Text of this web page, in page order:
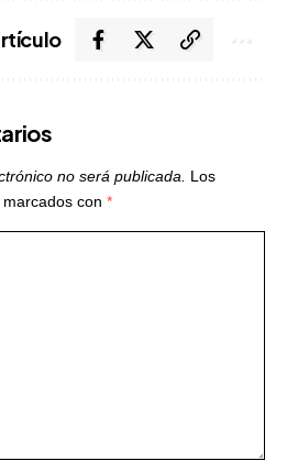
no será publicada. Los
con *